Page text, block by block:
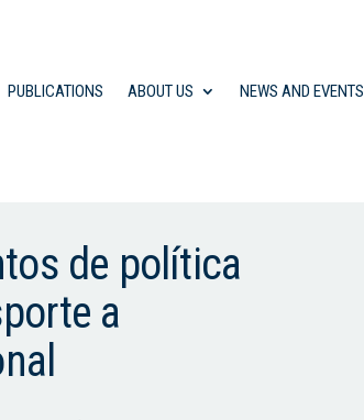
PUBLICATIONS ABOUT US NEWS AND EVENTS
de política
a